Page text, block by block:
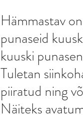
Hämmastav
punaseid
kuuski
Tuletan
piiratud ning
Näiteks